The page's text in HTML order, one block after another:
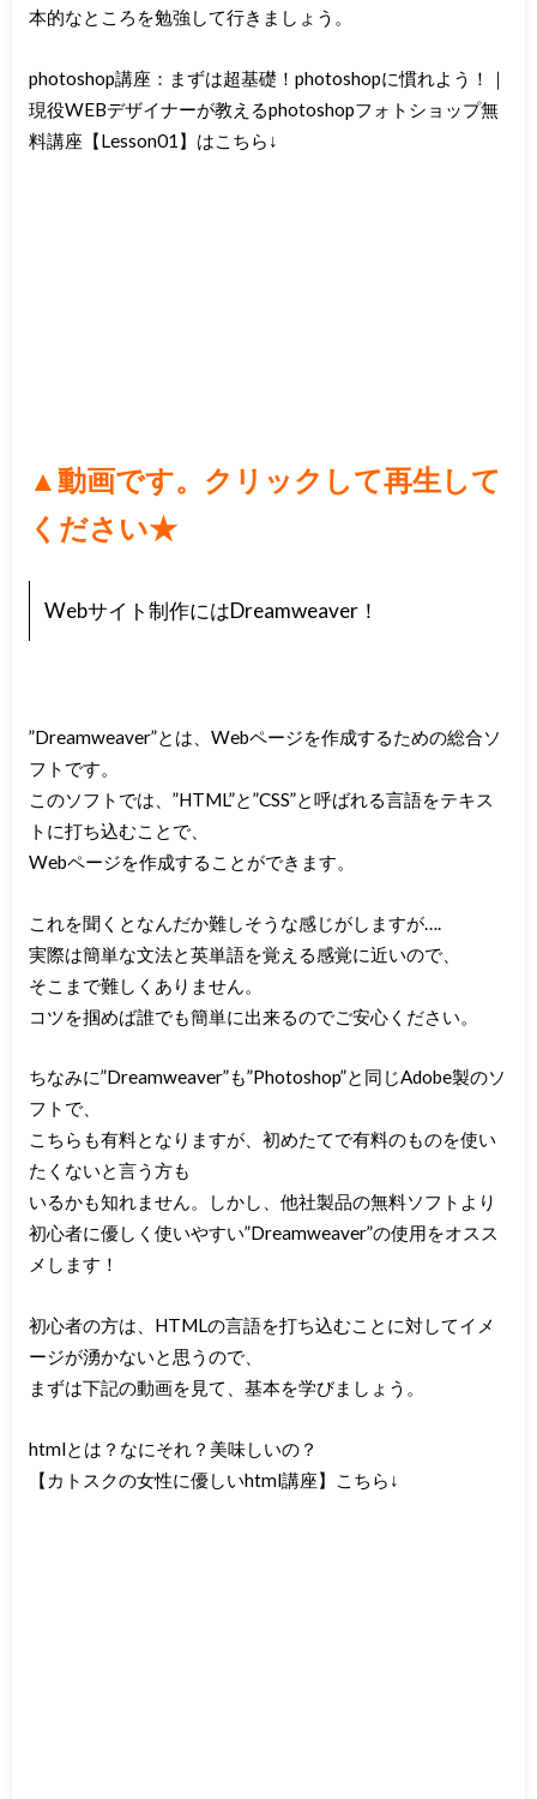
本的なところを勉強して行きましょう。
photoshop講座：まずは超基礎！photoshopに慣れよう！｜
現役WEBデザイナーが教えるphotoshopフォトショップ無
料講座【Lesson01】はこちら↓
▲ 動画です。クリックして再生して
ください★
Webサイト制作にはDreamweaver！
”Dreamweaver”とは、Webページを作成するための総合ソ
フトです。
このソフトでは、”HTML”と”CSS”と呼ばれる言語をテキス
トに打ち込むことで、
Webページを作成することができます。
これを聞くとなんだか難しそうな感じがしますが….
実際は簡単な文法と英単語を覚える感覚に近いので、
そこまで難しくありません。
コツを掴めば誰でも簡単に出来るのでご安心ください。
ちなみに”Dreamweaver”も”Photoshop”と同じAdobe製のソ
フトで、
こちらも有料となりますが、初めたてで有料のものを使い
たくないと言う方も
いるかも知れません。しかし、他社製品の無料ソフトより
初心者に優しく使いやすい”Dreamweaver”の使用をオスス
メします！
初心者の方は、HTMLの言語を打ち込むことに対してイメ
ージが湧かないと思うので、
まずは下記の動画を見て、基本を学びましょう。
htmlとは？なにそれ？美味しいの？
【カトスクの女性に優しいhtml講座】
こちら↓